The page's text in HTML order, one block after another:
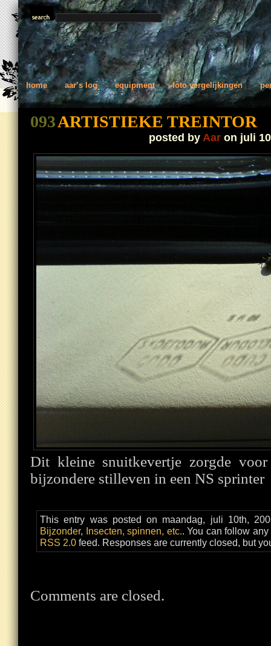
home aar’s log equipment foto vergelijkingen
093ARTISTIEKE TREINTOR
posted by Aaron juli
Dit kleine snuitkevertje zorgde
bijzondere stilleven in een NS sprinter
This entry was posted on maandag, juli 10th,
Bijzonder, Insecten, spinnen, etc.. You can follow
RSS 2.0 feed. Responses are currently closed, but
Comments are closed.